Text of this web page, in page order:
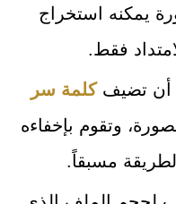
يمكنه استخراج
فقط.
أن تضيفكلمة سر
وتقوم بإخفاءه
مسبقاً.